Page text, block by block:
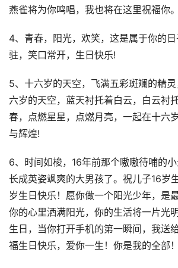
燕雀将为你鸣唱，我也将在这里祝福你。
4、青春，阳光，欢笑，这是属于你的
驻，笑口常开，生日快乐!
5、十六岁的天空，飞满五彩斑斓的精
六岁的天空，蓝天衬托着白云，白云衬
春，点燃星星，点燃月亮，一起在十六
与辉煌!
6、时间如梭，16年前那个嗷嗷待哺的
长成英姿飒爽的大男孩了。祝儿子16岁
岁生日快乐！愿你做一个阳光少年，是
你的心里洒满阳光，你的生活将一片光
生日，当你打开手机的第一瞬间，我送
福生日快乐，爱你一生！你是我的全部！